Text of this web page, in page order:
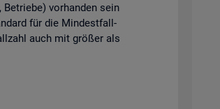
vor­han­den sein
für die Min­dest­fall­
auch mit grö­ßer als